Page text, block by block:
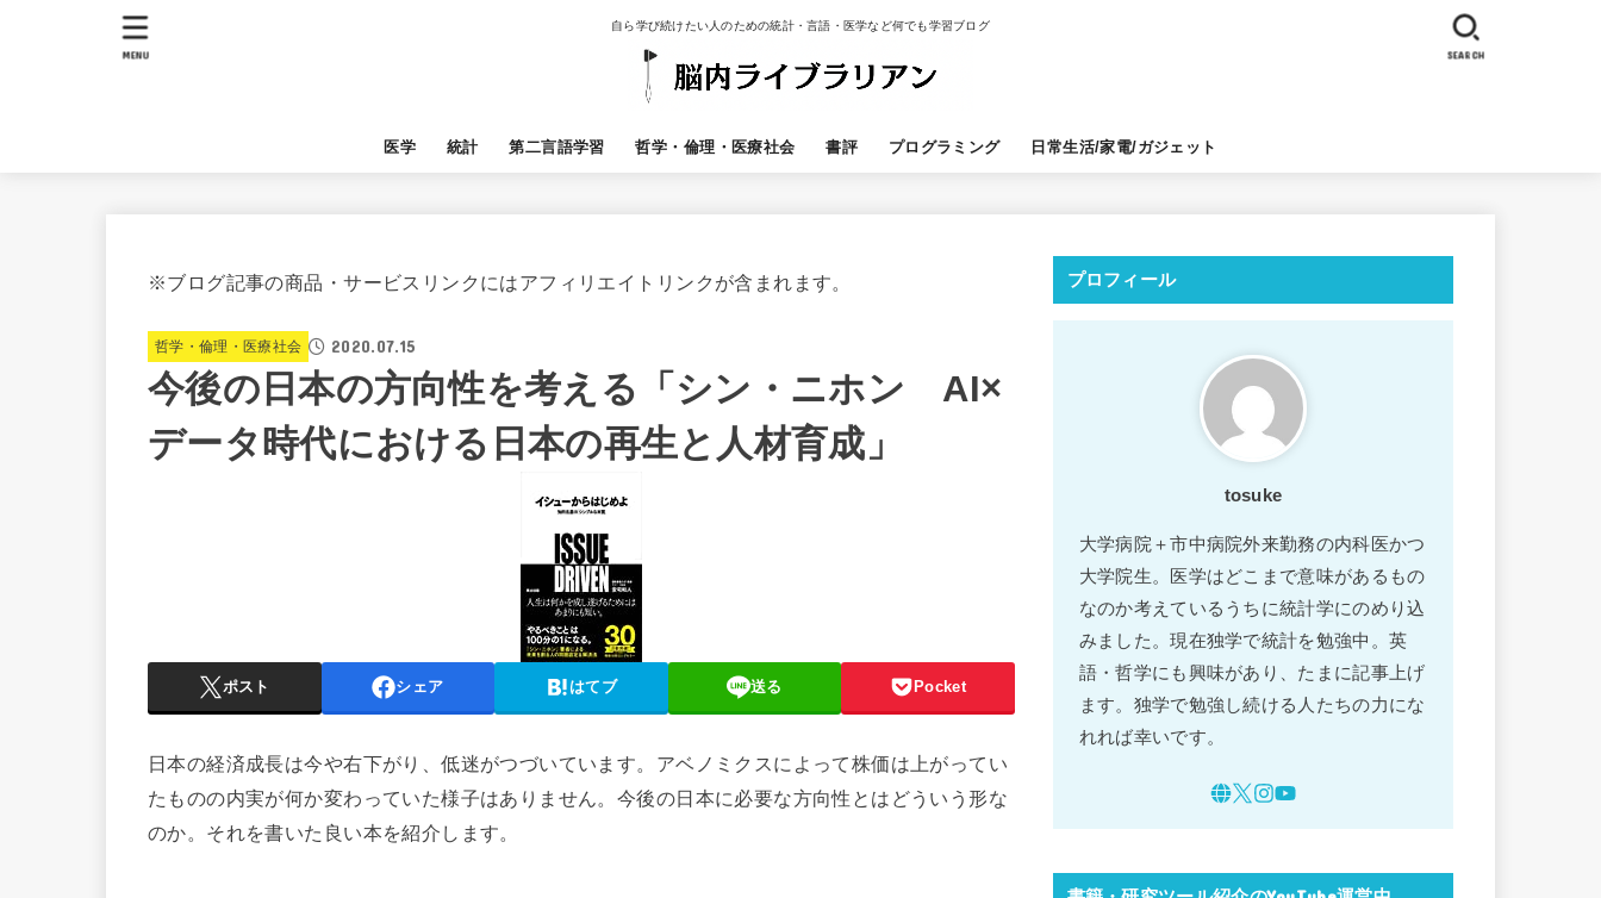
自ら学び続けたい人のための統計・言語・医学など何でも学習ブログ
医学 統計 第二言語学習 哲学・倫理・医療社会 書評 プログラミング 日常生活/家電/ガジェット
SEARCH
MENU
※ブログ記事の商品・サービスリンクにはアフィリエイトリンクが含まれます。
哲学・倫理・医療社会 2020.07.15
今後の日本の方向性を考える「シン・ニホン AI×
データ時代における日本の再生と人材育成」
ポスト シェア はてブ 送る Pocket
日本の経済成長は今や右下がり、低迷がつづいています。アベノミクスによって株価は上がってい
たものの内実が何か変わっていた様子はありません。今後の日本に必要な方向性とはどういう形な
のか。それを書いた良い本を紹介します。
プロフィール
tosuke
大学病院＋市中病院外来勤務の内科医かつ
大学院生。医学はどこまで意味があるもの
なのか考えているうちに統計学にのめり込
みました。現在独学で統計を勉強中。英
語・哲学にも興味があり、たまに記事上げ
ます。独学で勉強し続ける人たちの力にな
れれば幸いです。